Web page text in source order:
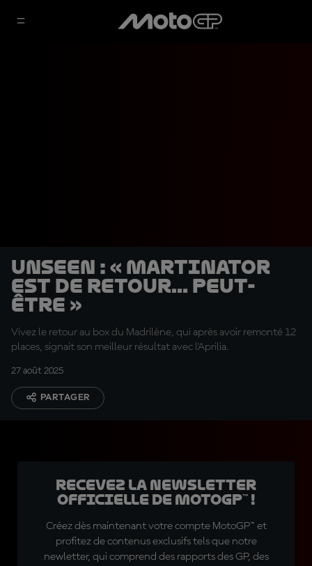
UNSEEN : « Martinator
est de retour... peut-
être »
Vivez le retour au box du Madrilène, qui après avoir remonté 12
places, signait son meilleur résultat avec l'Aprilia.
27 août 2025
PARTAGER
Recevez la Newsletter
officielle de MotoGP™ !
Créez dès maintenant votre compte MotoGP™ et
profitez de contenus exclusifs tels que notre
newletter, qui comprend des rapports des GP, des